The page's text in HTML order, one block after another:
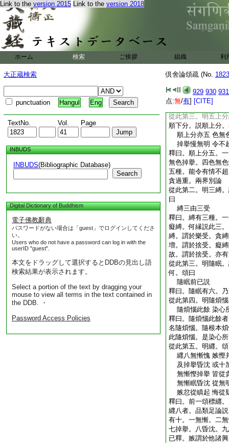
Link to the version 2015 Link to the version 2018
ホーム 検索 ご挨拶 組織 利
大正蔵検索
punctuation Hangul Eng
TextNo. Vol. Page
INBUDS
INBUDS(Bibliographic Database)
Search
Digital Dictionary of Buddhism
電子佛教辭典
パスワードがない場合は「guest」でログインしてくださ
い。
Users who do not have a password can log in with the
userID "guest".
本文をドラッグして選択するとDDBの見出し語
検索結果が表示されます。
Select a portion of the text by dragging your
mouse to view all terms in the text contained in
the DDB. ・
Password Access Policies
倶舍論頌疏 (No.
929 930 931
点:無/有] [CITE]
門也。説斷三種。
説斷六。言攝根者
取依戒禁取轉。邪
攝彼三根。故説斷
趣異方。有三重障
道依邪道故。三疑
三障。一不欲發趣
畏解脱。不欲發趣
執非道故。迷於正
故。於道猶豫。佛
障。故説斷三
從此第三。明五上
順下分。説順上分
順上分亦五 色無
掉擧慢無明 令不
釋曰。順上分五。
無色掉擧。四色無
五種。能令有情不
貪過重。兩界別論
從此第二。明三縛
曰
縛三由三受
釋曰。縛有三種。
癡縛。何縁説此三
縛。謂於樂受。貪
増。謂於捨受。癡
故。謂於捨受。亦
從此第三。明隨眠
何。頌曰
隨眠前已説
釋曰。隨眠有六。
從此第四。明隨煩
隨煩惱此餘 染心
釋曰。隨煩惱此餘
名隨煩惱。隨根本
此隨煩惱。是染心
從此第五。明纒。
纒八無慚愧 嫉慳
及掉擧昏沈 或十
無慚慳掉擧 皆從
無慚眠昏沈 從無
嫉忿從瞋起 悔從
釋曰。前一頌標纒
纒八者。品類足論
有十。一無慚。二
七掉擧。八昏沈。
已釋。嫉謂於他諸